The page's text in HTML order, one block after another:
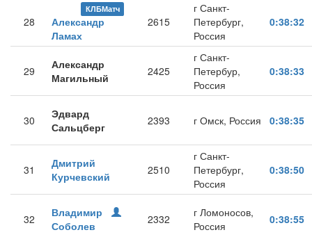
28
КЛБМатч
Александр
Ламах
2615
г Санкт-
Петербург,
Россия
0:38:32
29
Александр
Магильный
2425
г Санкт-
Петербур,
Россия
0:38:33
30
Эдвард
Сальцберг
2393 г Омск, Россия 0:38:35
31
Дмитрий
Курчевский
2510
г Санкт-
Петербург,
Россия
0:38:50
32
Владимир
Соболев
2332
г Ломоносов,
Россия
0:38:55